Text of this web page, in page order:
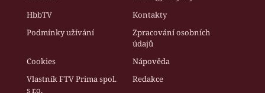
HbbTV
Kontakty
Podmínky užívání
Zpracování osobních
údajů
Cookies
Nápověda
Vlastník FTV Prima spol.
s r.o.
Redakce